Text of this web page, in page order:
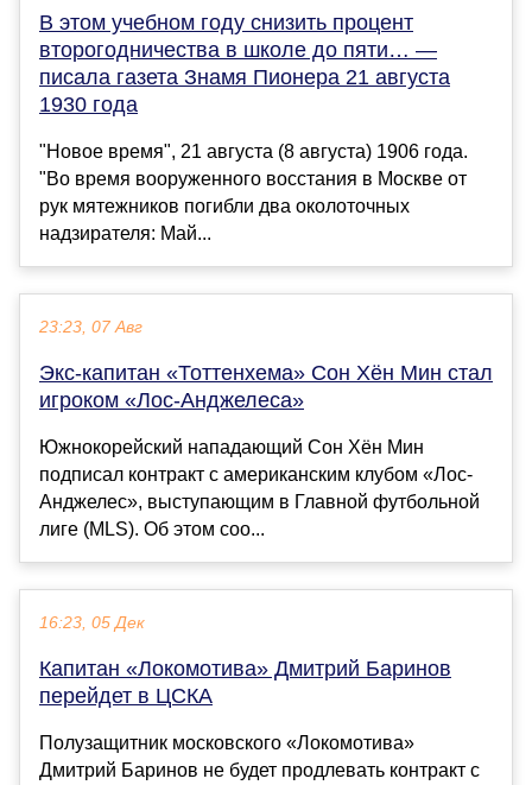
В этом учебном году снизить процент
второгодничества в школе до пяти… —
писала газета Знамя Пионера 21 августа
1930 года
"Новое время", 21 августа (8 августа) 1906 года.
"Во время вооруженного восстания в Москве от
рук мятежников погибли два околоточных
надзирателя: Май...
23:23, 07 Авг
Экс-капитан «Тоттенхема» Сон Хён Мин стал
игроком «Лос-Анджелеса»
Южнокорейский нападающий Сон Хён Мин
подписал контракт с американским клубом «Лос-
Анджелес», выступающим в Главной футбольной
лиге (MLS). Об этом соо...
16:23, 05 Дек
Капитан «Локомотива» Дмитрий Баринов
перейдет в ЦСКА
Полузащитник московского «Локомотива»
Дмитрий Баринов не будет продлевать контракт с